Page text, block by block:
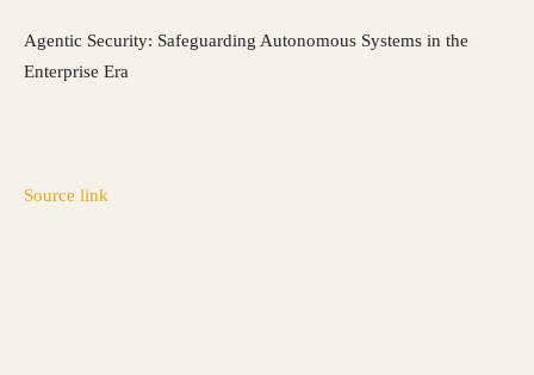
Agentic Security: Safeguarding Autonomous Systems in the
Enterprise Era
Source link